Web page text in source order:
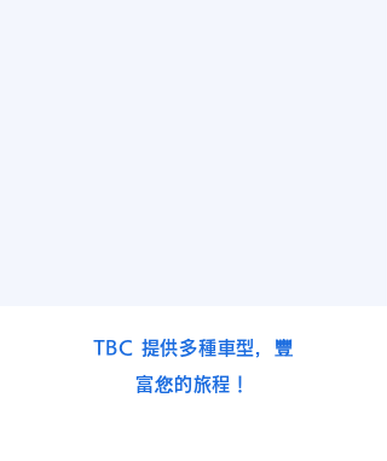
TBC 提供多種車型，豐
富您的旅程！